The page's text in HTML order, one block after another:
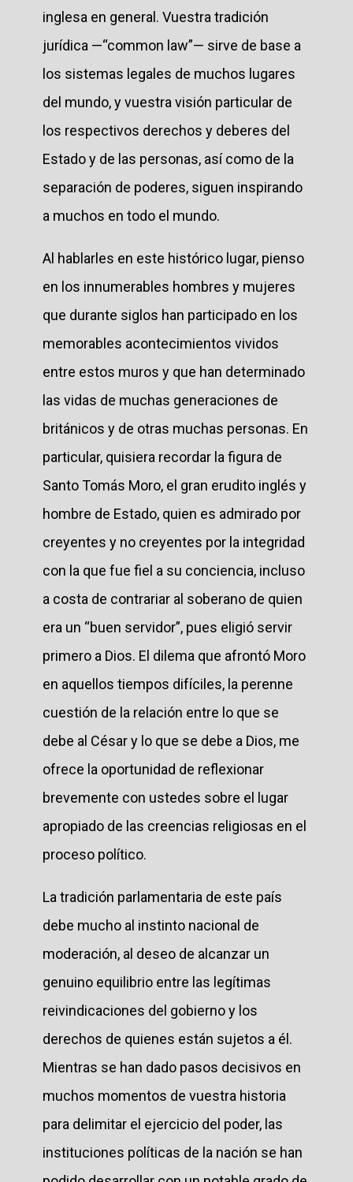
inglesa en general. Vuestra tradición
jurídica —“common law”— sirve de base a
los sistemas legales de muchos lugares
del mundo, y vuestra visión particular de
los respectivos derechos y deberes del
Estado y de las personas, así como de la
separación de poderes, siguen inspirando
a muchos en todo el mundo.
Al hablarles en este histórico lugar, pienso
en los innumerables hombres y mujeres
que durante siglos han participado en los
memorables acontecimientos vividos
entre estos muros y que han determinado
las vidas de muchas generaciones de
británicos y de otras muchas personas. En
particular, quisiera recordar la figura de
Santo Tomás Moro, el gran erudito inglés y
hombre de Estado, quien es admirado por
creyentes y no creyentes por la integridad
con la que fue fiel a su conciencia, incluso
a costa de contrariar al soberano de quien
era un “buen servidor”, pues eligió servir
primero a Dios. El dilema que afrontó Moro
en aquellos tiempos difíciles, la perenne
cuestión de la relación entre lo que se
debe al César y lo que se debe a Dios, me
ofrece la oportunidad de reflexionar
brevemente con ustedes sobre el lugar
apropiado de las creencias religiosas en el
proceso político.
La tradición parlamentaria de este país
debe mucho al instinto nacional de
moderación, al deseo de alcanzar un
genuino equilibrio entre las legítimas
reivindicaciones del gobierno y los
derechos de quienes están sujetos a él.
Mientras se han dado pasos decisivos en
muchos momentos de vuestra historia
para delimitar el ejercicio del poder, las
instituciones políticas de la nación se han